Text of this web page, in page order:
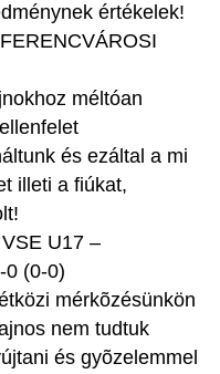
értékelek!
méltóan
és ezáltal a mi
illeti a fiúkat,
U17 –
0 (0-0)
mérkõzésünkön
nem tudtuk
és gyõzelemmel